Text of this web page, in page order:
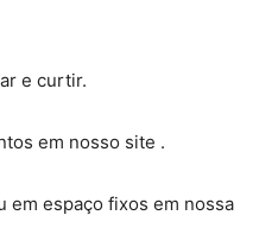
e curtir.
em nosso site .
em espaço fixos em nossa